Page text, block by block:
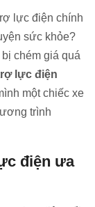
lực điện chính
sức khỏe?
chém giá quá
lực điện
một chiếc xe
trình
điện ưa